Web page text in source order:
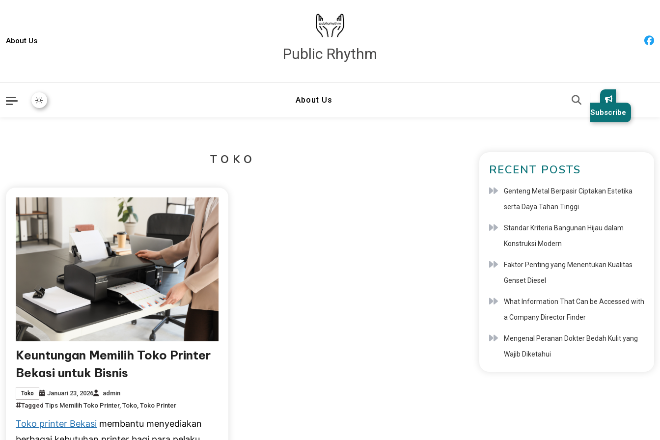
About Us
Public Rhythm
About Us
Subscribe
TOKO
Keuntungan Memilih Toko Printer
Bekasi untuk Bisnis
Toko Januari 23, 2026
admin
TaggedTips Memilih Toko Printer,Toko,Toko Printer
Toko printer Bekasi membantu menyediakan
RECENT POSTS
Genteng Metal Berpasir Ciptakan Estetika
serta Daya Tahan Tinggi
Standar Kriteria Bangunan Hijau dalam
Konstruksi Modern
Faktor Penting yang Menentukan Kualitas
Genset Diesel
What Information That Can be Accessed with
a Company Director Finder
Mengenal Peranan Dokter Bedah Kulit yang
Wajib Diketahui